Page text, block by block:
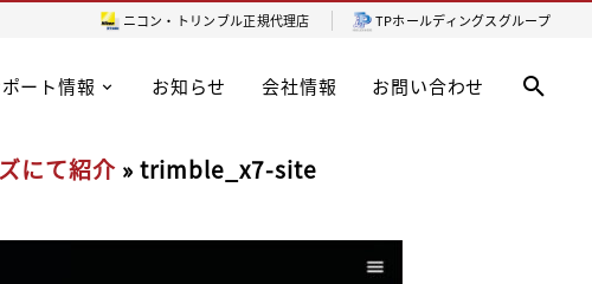
ニコン・トリンブル正規代理店 TPホールディングスグループ
ート情報 お知らせ 会社情報 お問い合わせ
にて紹介 » trimble_x7-site